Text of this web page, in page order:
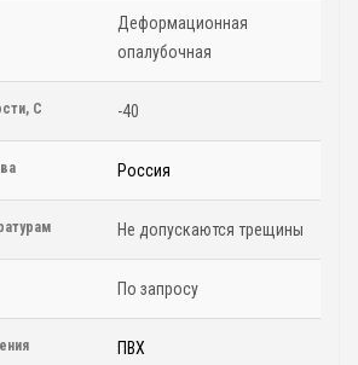
Деформационная
опалубочная
С -40
Россия
Не допускаются трещины
По запросу
ПВХ